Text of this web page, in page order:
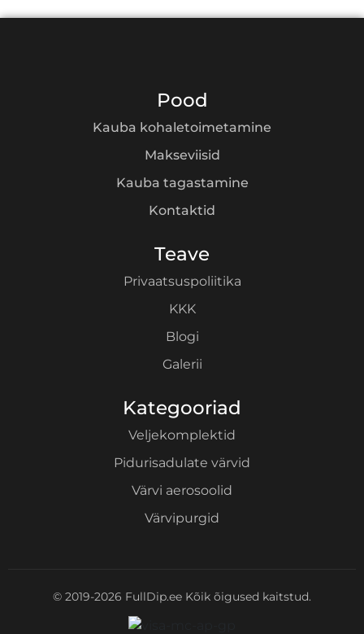
Pood
Kauba kohaletoimetamine
Makseviisid
Kauba tagastamine
Kontaktid
Teave
Privaatsuspoliitika
KKK
Blogi
Galerii
Kategooriad
Veljekomplektid
Pidurisadulate värvid
Värvi aerosoolid
Värvipurgid
© 2019-2026 FullDip.ee Kõik õigused kaitstud.